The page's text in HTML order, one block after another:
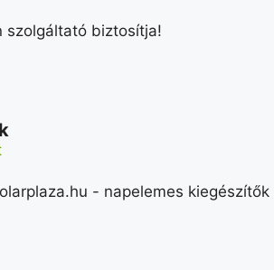
szolgáltató biztosítja!
- napelemes kiegészítők